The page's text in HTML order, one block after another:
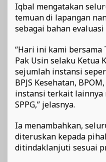
Iqbal mengatakan
temuan di lapangan
sebagai bahan
“Hari ini kami
Pak Usin selaku Ketua
sejumlah instansi
BPJS Kesehatan,
instansi terkait lainnya
SPPG,” jelasnya.
Ia menambahkan,
diteruskan kepada
ditindaklanjuti sesuai